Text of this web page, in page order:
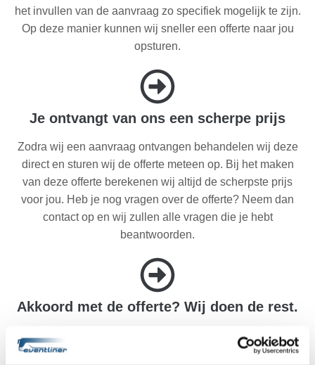
het invullen van de aanvraag zo specifiek mogelijk te zijn.
Op deze manier kunnen wij sneller een offerte naar jou
opsturen.
Je ontvangt van ons een scherpe prijs
Zodra wij een aanvraag ontvangen behandelen wij deze
direct en sturen wij de offerte meteen op. Bij het maken
van deze offerte berekenen wij altijd de scherpste prijs
voor jou. Heb je nog vragen over de offerte? Neem dan
contact op en wij zullen alle vragen die je hebt
beantwoorden.
Akkoord met de offerte? Wij doen de rest.
Ben je akkoord gegaan met de offerte? Dan regelen wij
de rest. Jij hebt dus geen reden meer om te stressen. Wij